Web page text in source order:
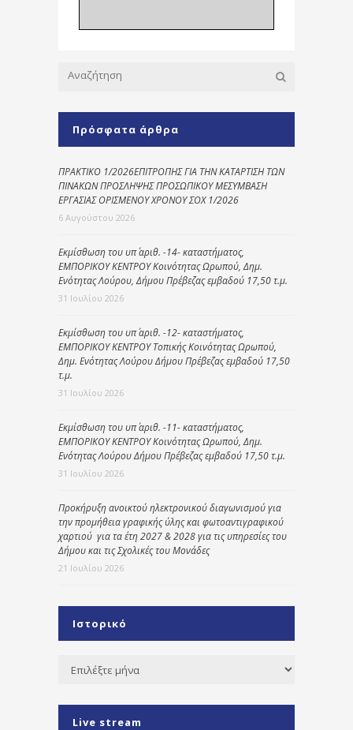
Πρόσφατα άρθρα
ΠΡΑΚΤΙΚΟ 1/2026ΕΠΙΤΡΟΠΗΣ ΓΙΑ ΤΗΝ ΚΑΤΑΡΤΙΣΗ ΤΩΝ
ΠΙΝΑΚΩΝ ΠΡΟΣΛΗΨΗΣ ΠΡΟΣΩΠΙΚΟΥ ΜΕΣΥΜΒΑΣΗ
ΕΡΓΑΣΙΑΣ ΟΡΙΣΜΕΝΟΥ ΧΡΟΝΟΥ ΣΟΧ 1/2026
6 Αυγούστου 2026
Εκμίσθωση του υπ΄ αριθ. -14- καταστήματος,
ΕΜΠΟΡΙΚΟΥ ΚΕΝΤΡΟΥ Κοινότητας Ωρωπού, Δημ.
Ενότητας Λούρου, Δήμου Πρέβεζας εμβαδού 17,50 τ.μ.
31 Ιουλίου 2026
Εκμίσθωση του υπ΄ αριθ. -12- καταστήματος,
ΕΜΠΟΡΙΚΟΥ ΚΕΝΤΡΟΥ Τοπικής Κοινότητας Ωρωπού,
Δημ. Ενότητας Λούρου Δήμου Πρέβεζας εμβαδού 17,50
τ.μ.
31 Ιουλίου 2026
Εκμίσθωση του υπ΄ αριθ. -11- καταστήματος,
ΕΜΠΟΡΙΚΟΥ ΚΕΝΤΡΟΥ Κοινότητας Ωρωπού, Δημ.
Ενότητας Λούρου Δήμου Πρέβεζας εμβαδού 17,50 τ.μ.
31 Ιουλίου 2026
Προκήρυξη ανοικτού ηλεκτρονικού διαγωνισμού για
την προμήθεια γραφικής ύλης και φωτοαντιγραφικού
χαρτιού για τα έτη 2027 & 2028 για τις υπηρεσίες του
Δήμου και τις Σχολικές του Μονάδες
21 Ιουλίου 2026
Ιστορικό
Ιστορικό
Live stream